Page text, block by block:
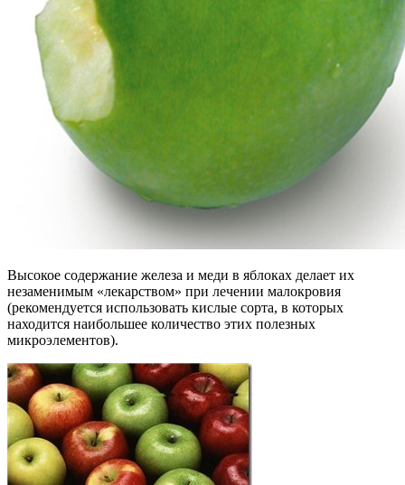
Высокое содержание железа и меди в яблоках делает их
незаменимым «лекарством» при лечении малокровия
(рекомендуется использовать кислые сорта, в которых
находится наибольшее количество этих полезных
микроэлементов).